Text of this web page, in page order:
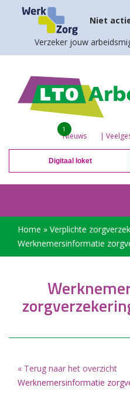
Niet
Verzeker jouw
Nieuws
1
|
Digitaal loket
Home » Verplichte
Werknemersinformatie
« Terug naar het overzicht
Werknemersinformatie